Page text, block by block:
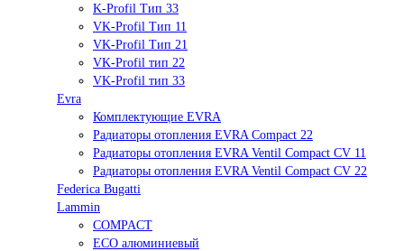
K-Profil Тип 33
VK-Profil Тип 11
VK-Profil Тип 21
VK-Profil тип 22
VK-Profil тип 33
Evra
Комплектующие EVRA
Радиаторы отопления EVRA Compact 22
Радиаторы отопления EVRA Ventil Compact CV 11
Радиаторы отопления EVRA Ventil Compact CV 22
Federica Bugatti
Lammin
COMPACT
ECO алюминиевый